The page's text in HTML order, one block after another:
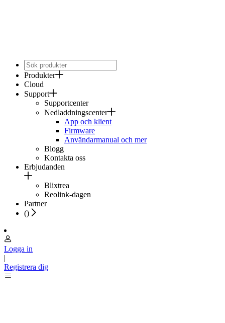
Produkter
Cloud
Support
Supportcenter
Nedladdningscenter
App och klient
Firmware
Användarmanual och mer
Blogg
Kontakta oss
Erbjudanden
Blixtrea
Reolink-dagen
Partner
()
Logga in
|
Registrera dig